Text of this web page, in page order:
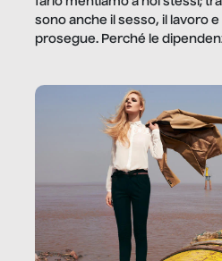
sono anche il sesso, il lavoro e
prosegue. Perché le
trae un guadagno. In questo
quale e come.